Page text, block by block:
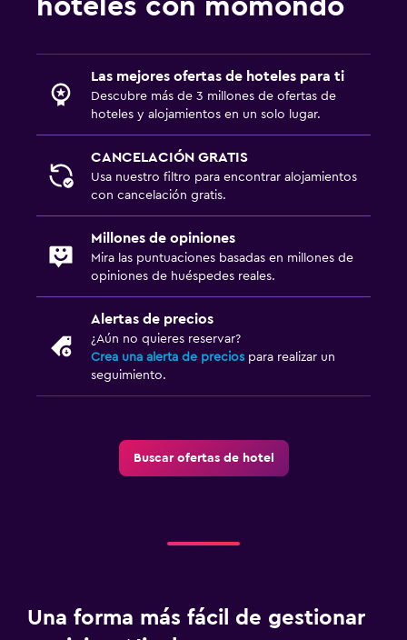
hoteles con momondo
Las mejores ofertas de hoteles para ti
Descubre más de 3 millones de ofertas de
hoteles y alojamientos en un solo lugar.
CANCELACIÓN GRATIS
Usa nuestro filtro para encontrar alojamientos
con cancelación gratis.
Millones de opiniones
Mira las puntuaciones basadas en millones de
opiniones de huéspedes reales.
Alertas de precios
¿Aún no quieres reservar?
Crea una alerta de precios para realizar un
seguimiento.
Buscar ofertas de hotel
Una forma más fácil de gestionar